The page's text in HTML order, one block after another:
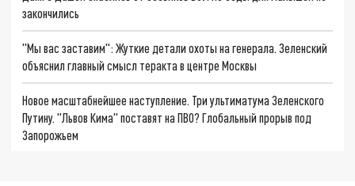
закончились
"Мы вас заставим": Жуткие детали охоты на генерала. Зеленский
объяснил главный смысл теракта в центре Москвы
Новое масштабнейшее наступление. Три ультиматума Зеленского
Путину. "Львов Кима" поставят на ПВО? Глобальный прорыв под
Запорожьем